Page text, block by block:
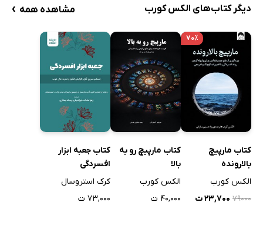
دیگر کتاب‌های الکس کورب مشاهده همه ›
۷۰٪
کتاب مارپیچ
بالارونده
الکس کورب
۷۹۰۰۰ ۲۳,۷۰۰ ت
کتاب مارپیچ رو به
بالا
الکس کورب
۴۰,۰۰۰ ت
کتاب جعبه ابزار
افسردگی
کرک استروسال
۷۳,۰۰۰ ت